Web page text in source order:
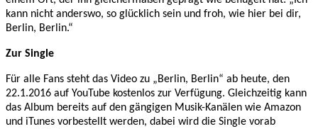
kann nicht anderswo, so glücklich sein und froh, wie hier bei dir,
Berlin, Berlin.“
Zur Single
Für alle Fans steht das Video zu „Berlin, Berlin“ ab heute, den
22.1.2016 auf YouTube kostenlos zur Verfügung. Gleichzeitig kann
das Album bereits auf den gängigen Musik-Kanälen wie Amazon
und iTunes vorbestellt werden, dabei wird die Single vorab